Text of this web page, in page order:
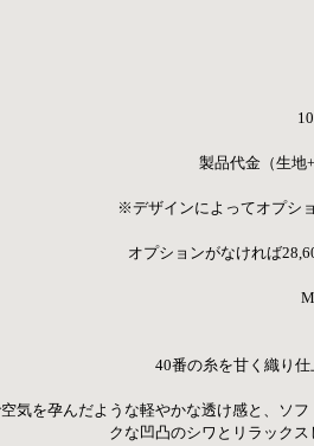
製品代金（生地
※デザインによってオプシ
オプションがなければ
40番の糸を甘く織り
気を孕んだような軽やかな透け感と、ソ
クな凹凸のシワとリラック